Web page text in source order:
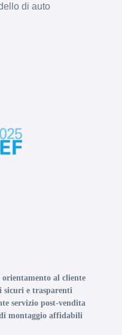
di auto
orientamento al cliente
sicuri e trasparenti
servizio post-vendita
montaggio affidabili